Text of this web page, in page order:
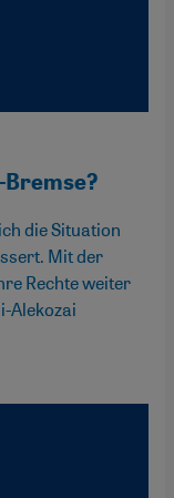
die Situation
Mit der
Rechte weiter
Alekozai